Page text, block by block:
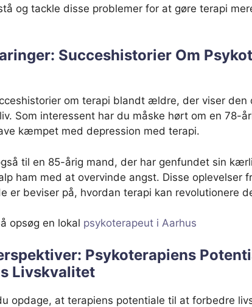
og tackle disse problemer for at gøre terapi
Succeshistorier Om
om terapi blandt ældre, der viser
Som interessent har du måske hørt om en 78-
kæmpet med depression med terapi.
til en 85-årig mand, der har genfundet sin
ham med at overvinde angst. Disse oplevelser
er beviser på, hvordan terapi kan revolutionere
opsøg en lokal psykoterapeut i Aarhus
Psykoterapiens
Livskvalitet
opdage, at terapiens potentiale til at forbedre